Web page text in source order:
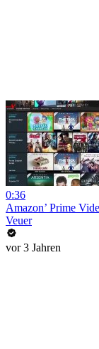
0:36
Amazon’ Prime
Veuer
vor 3 Jahren